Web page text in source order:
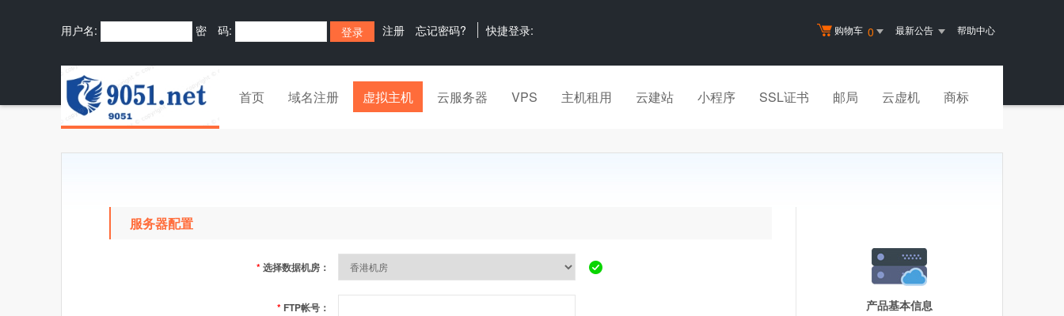
购物车 0 最新公告 帮助中心
用户名: 密 码: 注册 忘记密码? 快捷登录:
首页 域名注册 虚拟主机 云服务器 VPS 主机租用 云建站 小程序 SSL证书 邮局 云虚机 商标
产品基本信息
服务器配置
*选择数据机房：
* FTP帐号：